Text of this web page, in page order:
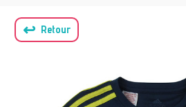
↩ Retour